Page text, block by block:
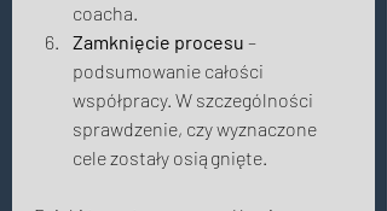
coacha.
Zamknięcie procesu –
podsumowanie całości
współpracy. W szczególności
sprawdzenie, czy wyznaczone
cele zostały osiągnięte.